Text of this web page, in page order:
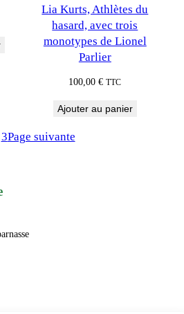
Lia Kurts, Athlètes du
hasard, avec trois
monotypes de Lionel
Parlier
100,00€ TTC
Ajouter au panier
3Page suivante